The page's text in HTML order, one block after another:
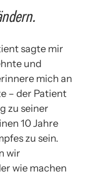
sagte mir
und
mich an
– der Patient
zu seiner
10 Jahre
zu sein.
wir
wie machen